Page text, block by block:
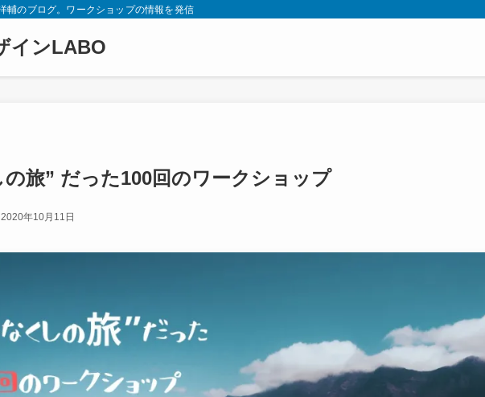
輔のブログ。ワークショップの情報を発信
インLABO
の旅” だった100回のワークショップ
2020年10月11日